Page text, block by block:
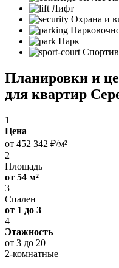
Лифт
Охрана и
Парк
Планировки и
для квартир
1
Цена
от 452 342 ₽/м²
2
Площадь
от 54 м²
3
Спален
от 1 до 3
4
Этажность
от 3 до 20
2-комнатные